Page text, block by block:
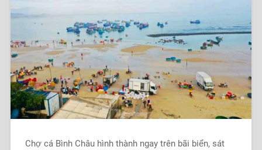
Chợ cá Bình Châu hình thành ngay trên bãi biển, sát